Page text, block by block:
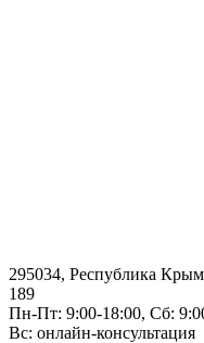
295034, Республика
189
Пн-Пт: 9:00-18:00, Сб:
Вс: онлайн-консультация